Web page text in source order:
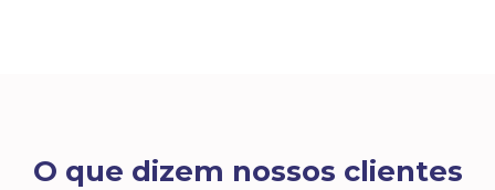
O que dizem nossos clientes